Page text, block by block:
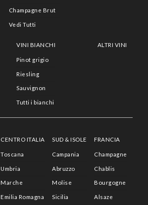
Champagne Brut
Vedi Tutti
VINI BIANCHI
Pinot grigio
Riesling
Sauvignon
Tutti i bianchi
ALTRI VINI
CENTRO ITALIA
Toscana
Umbria
Marche
Emilia Romagna
SUD & ISOLE
Campania
Abruzzo
Molise
Sicilia
FRANCIA
Champagne
Chablis
Bourgogne
Alsaze